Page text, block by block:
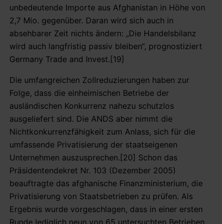
unbedeutende Importe aus Afghanistan in Höhe von
2,7 Mio. gegenüber. Daran wird sich auch in
absehbarer Zeit nichts ändern: „Die Handelsbilanz
wird auch langfristig passiv bleiben“, prognostiziert
Germany Trade and Invest.[19]
Die umfangreichen Zollreduzierungen haben zur
Folge, dass die einheimischen Betriebe der
ausländischen Konkurrenz nahezu schutzlos
ausgeliefert sind. Die ANDS aber nimmt die
Nichtkonkurrenzfähigkeit zum Anlass, sich für die
umfassende Privatisierung der staatseigenen
Unternehmen auszusprechen.[20] Schon das
Präsidentendekret Nr. 103 (Dezember 2005)
beauftragte das afghanische Finanzministerium, die
Privatisierung von Staatsbetrieben zu prüfen. Als
Ergebnis wurde vorgeschlagen, dass in einer ersten
Runde lediglich neun von 65 untersuchten Betrieben